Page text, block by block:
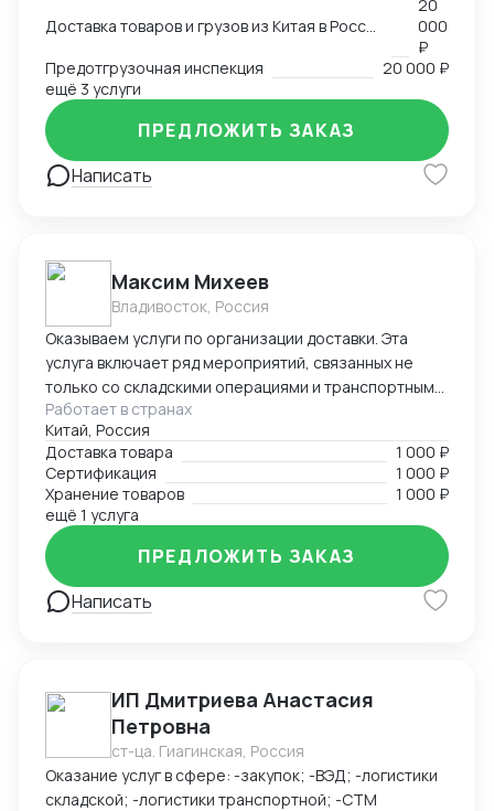
Доставка товаров и грузов из Китая в Россию, Казахстан, Беларусь, Таиланд, Вьетнам, Малайзию
20
000
₽
Предотгрузочная инспекция
20 000 ₽
ещё 3 услуги
Написать
ПРЕДЛОЖИТЬ ЗАКАЗ
Максим Михеев
Владивосток, Россия
Оказываем услуги по организации доставки. Эта
услуга включает ряд мероприятий, связанных не
только со складскими операциями и транспортным
сопровождением. В нее также входит таможенное
оформление, помощь в заполнении необходимой
сопроводительной и разрешительной
документации.
Работает в странах
Китай, Россия
Доставка товара
1 000 ₽
Сертификация
1 000 ₽
Хранение товаров
1 000 ₽
ещё 1 услуга
Написать
ПРЕДЛОЖИТЬ ЗАКАЗ
ИП Дмитриева Анастасия
Петровна
ст-ца. Гиагинская, Россия
Оказание услуг в сфере: -закупок; -ВЭД; -логистики
складской; -логистики транспортной; -СТМ